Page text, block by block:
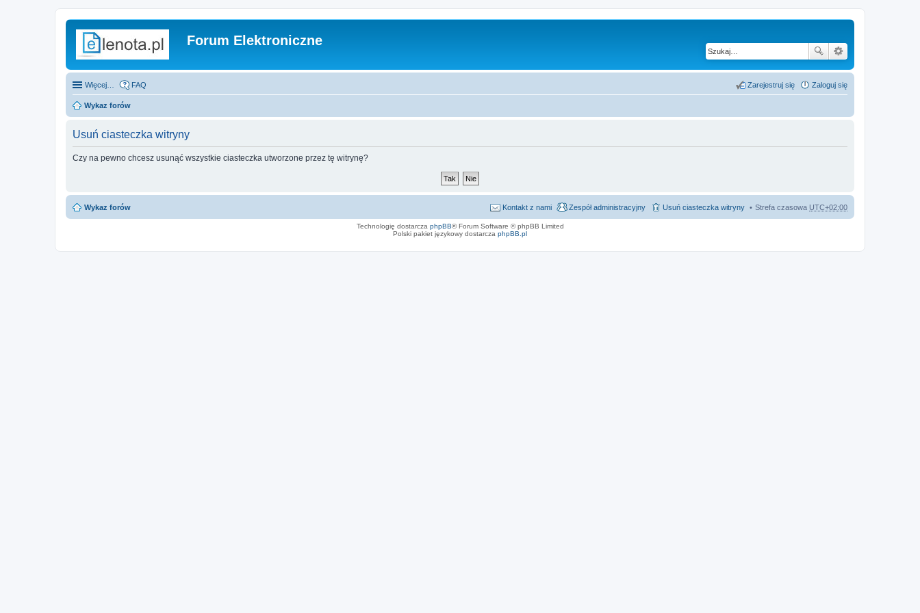
Forum Elektroniczne
Więcej… FAQ Zaloguj się
Zarejestruj się
Wykaz forów
Usuń ciasteczka witryny
Czy na pewno chcesz usunąć wszystkie ciasteczka utworzone przez tę witrynę?
Wykaz forów Strefa czasowa UTC+02:00
Usuń ciasteczka witryny
Zespół administracyjny
Kontakt z nami
Technologię dostarcza phpBB® Forum Software © phpBB Limited
Polski pakiet językowy dostarcza phpBB.pl